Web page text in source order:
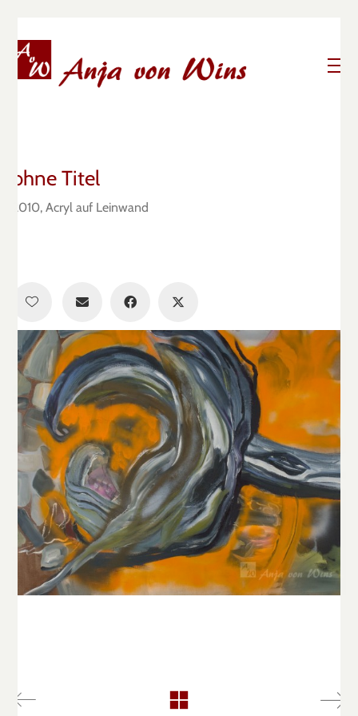
ohne Titel
2010, Acryl auf Leinwand